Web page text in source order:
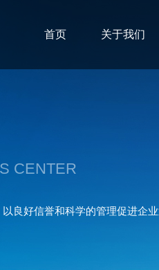
首页 关于我们
CENTER
良好信誉和科学的管理促进企